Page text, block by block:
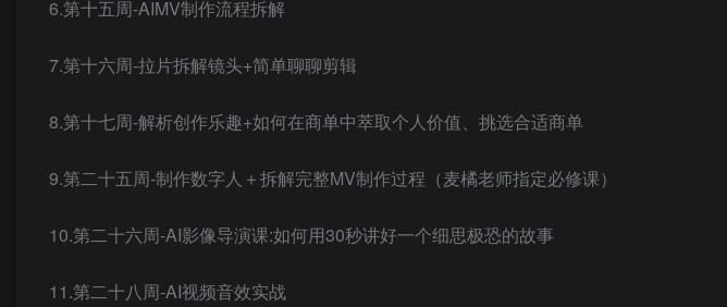
6.第十五周-AIMV制作流程拆解
7.第十六周-拉片拆解镜头+简单聊聊剪辑
8.第十七周-解析创作乐趣+如何在商单中萃取个人价值、挑选合适商单
9.第二十五周-制作数字人＋拆解完整MV制作过程（麦橘老师指定必修课）
10.第二十六周-AI影像导演课:如何用30秒讲好一个细思极恐的故事
11.第二十八周-AI视频音效实战